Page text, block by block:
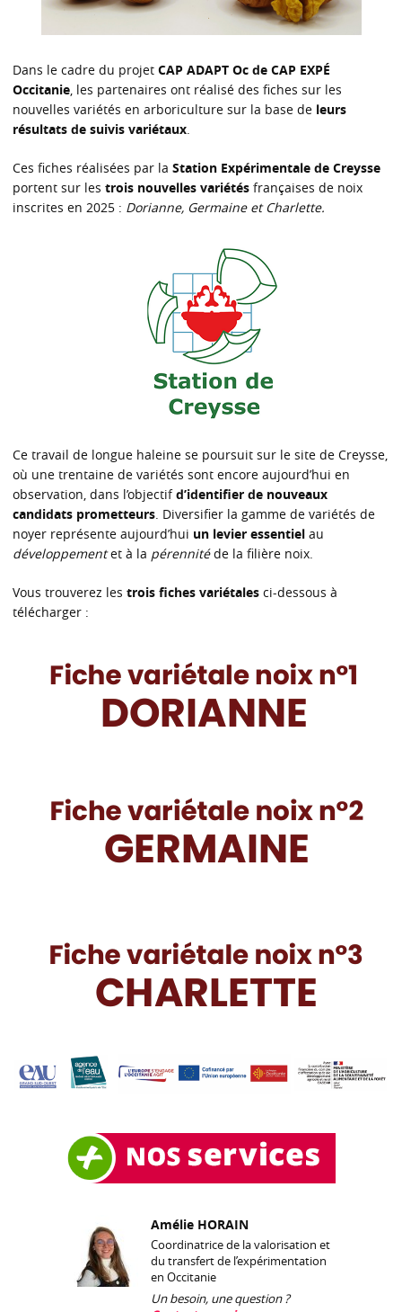
Dans le cadre du projet CAP ADAPT Oc de CAP EXPÉ
Occitanie, les partenaires ont réalisé des fiches sur les
nouvelles variétés en arboriculture sur la base de leurs
résultats de suivis variétaux.
Ces fiches réalisées par la Station Expérimentale de Creysse
portent sur les trois nouvelles variétés françaises de noix
inscrites en 2025 : Dorianne, Germaine et Charlette.
Ce travail de longue haleine se poursuit sur le site de Creysse,
où une trentaine de variétés sont encore aujourd’hui en
observation, dans l’objectifd’identifier de nouveaux
candidats prometteurs. Diversifier la gamme de variétés de
noyer représente aujourd’hui un levier essentiel au
développementet à la pérennitéde la filière noix.
Vous trouverez les trois fiches variétales ci-dessous à
télécharger :
Amélie HORAIN
Coordinatrice de la valorisation et
du transfert de l’expérimentation
en Occitanie
Un besoin, une question ?